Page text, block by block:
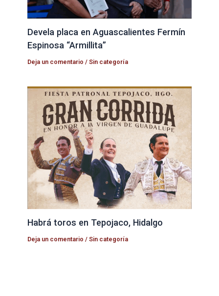
Devela placa en Aguascalientes Fermín
Espinosa “Armillita”
Deja un comentario /Sin categoría
Habrá toros en Tepojaco, Hidalgo
Deja un comentario /Sin categoría